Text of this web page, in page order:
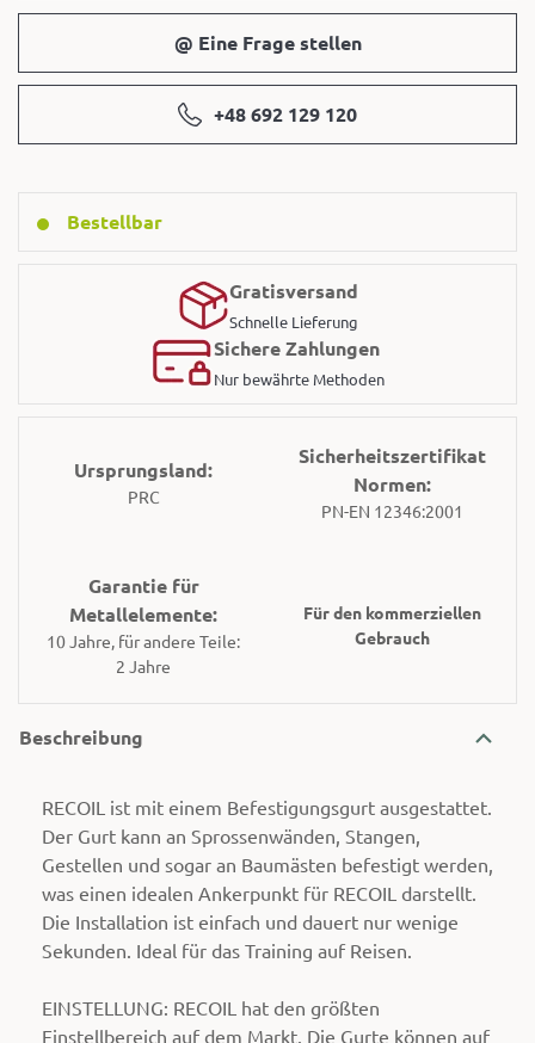
@ Eine Frage stellen
+48 692 129 120
Bestellbar
Gratisversand
Schnelle Lieferung
Sichere Zahlungen
Nur bewährte Methoden
Ursprungsland:
PRC
Sicherheitszertifikat
Normen:
PN-EN 12346:2001
Garantie für
Metallelemente:
10 Jahre, für andere Teile:
2 Jahre
Für den kommerziellen
Gebrauch
Beschreibung
RECOIL ist mit einem Befestigungsgurt ausgestattet.
Der Gurt kann an Sprossenwänden, Stangen,
Gestellen und sogar an Baumästen befestigt werden,
was einen idealen Ankerpunkt für RECOIL darstellt.
Die Installation ist einfach und dauert nur wenige
Sekunden. Ideal für das Training auf Reisen.
EINSTELLUNG: RECOIL hat den größten
Einstellbereich auf dem Markt. Die Gurte können auf